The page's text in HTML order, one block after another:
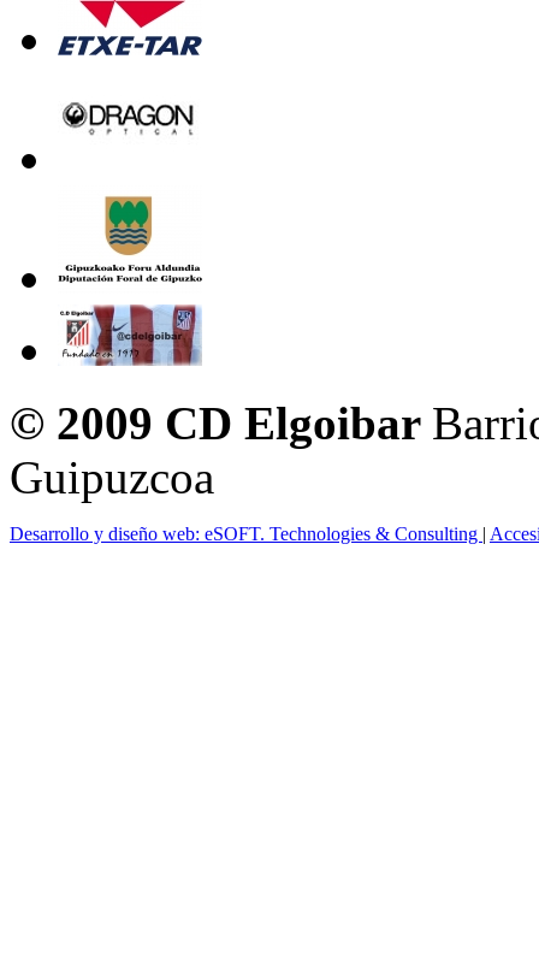
© 2009 CD Elgoibar
Guipuzcoa
Desarrollo y diseño web: eSOFT. Technologies & Consulting |